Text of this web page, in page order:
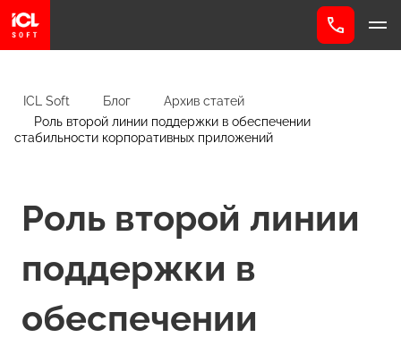
ICL Soft Блог
Архив статей
Роль второй линии поддержки в обеспечении
стабильности корпоративных приложений
Роль второй линии
поддержки в
обеспечении